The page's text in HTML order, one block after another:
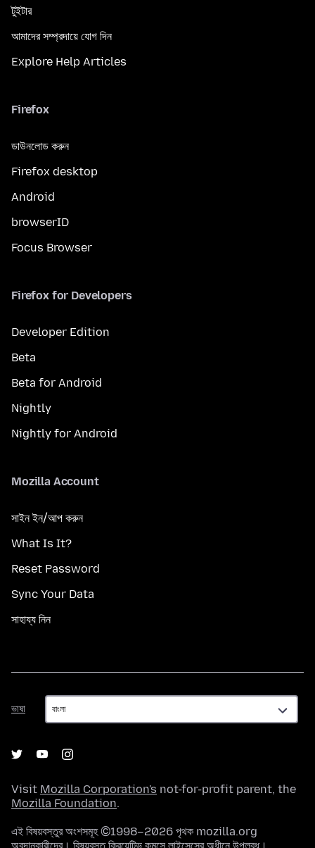
টুইটার
আমাদের সম্প্রদায়ে যোগ দিন
Explore Help Articles
Firefox
ডাউনলোড করুন
Firefox desktop
Android
browserID
Focus Browser
Firefox for Developers
Developer Edition
Beta
Beta for Android
Nightly
Nightly for Android
Mozilla Account
সাইন ইন/আপ করুন
What Is It?
Reset Password
Sync Your Data
সাহায্য নিন
ভাষা
ভাষা
Visit Mozilla Corporation's not-for-profit parent, the
Mozilla Foundation.
এই বিষয়বস্তুর অংশসমূহ ©1998–2026 পৃথক mozilla.org